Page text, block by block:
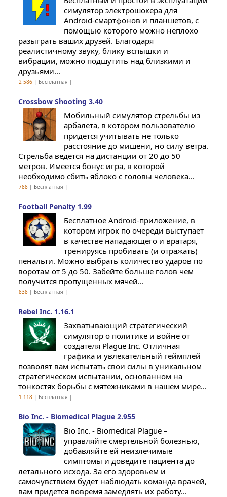
симулятор электрошокера для
Android-смартфонов и планшетов, с
помощью которого можно неплохо
разыграть ваших друзей. Благодаря
реалистичному звуку, блику вспышки и
вибрации, можно подшутить над близкими и
друзьями...
2 586| Бесплатная |
Crossbow Shooting 3.40
Мобильный симулятор стрельбы из
арбалета, в котором пользователю
придется учитывать не только
расстояние до мишени, но силу ветра.
Стрельба ведется на дистанции от 20 до 50
метров. Имеется бонус игра, в которой
необходимо сбить яблоко с головы человека...
788| Бесплатная |
Football Penalty 1.99
Бесплатное Android-приложение, в
котором игрок по очереди выступает
в качестве нападающего и вратаря,
тренируясь пробивать (и отражать)
пенальти. Можно выбрать количество ударов по
воротам от 5 до 50. Забейте больше голов чем
получится пропущенных мячей...
838| Бесплатная |
Rebel Inc. 1.16.1
Захватывающий стратегический
симулятор о политике и войне от
создателя Plague Inc. Отличная
графика и увлекательный геймплей
позволят вам испытать свои силы в уникальном
стратегическом испытании, основанном на
тонкостях борьбы с мятежниками в нашем мире...
1 118| Бесплатная |
Bio Inc. - Biomedical Plague 2.955
Bio Inc. - Biomedical Plague –
управляйте смертельной болезнью,
добавляйте ей неизлечимые
симптомы и доведите пациента до
летального исхода. За его здоровьем и
самочувствием будет наблюдать команда врачей,
вам придется вовремя замедлять их работу...